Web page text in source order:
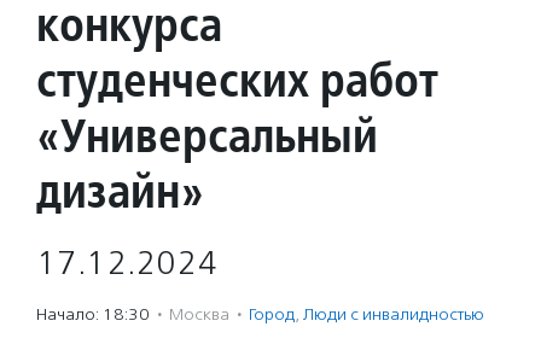
конкурса
студенческих работ
«Универсальный
дизайн»
17.12.2024
Начало: 18:30 · Москва · Город, Люди с инвалидностью